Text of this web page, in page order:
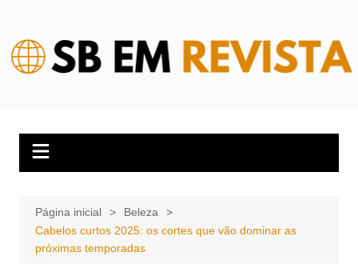
conteúdo
Página inicial
Beleza
Cabelos curtos 2025: os cortes que vão dominar as
próximas temporadas